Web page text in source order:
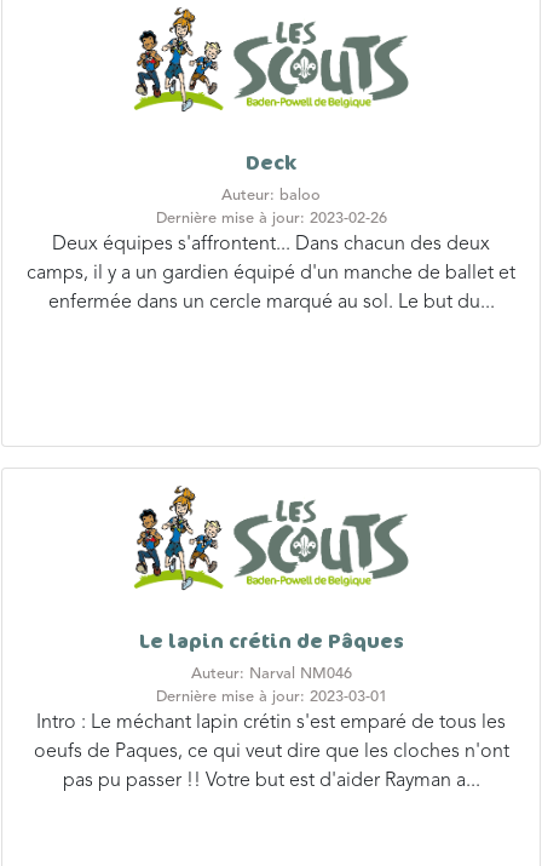
Deck
Auteur: baloo
Dernière mise à jour: 2023-02-26
Deux équipes s'affrontent... Dans chacun des deux
camps, il y a un gardien équipé d'un manche de ballet et
enfermée dans un cercle marqué au sol. Le but du...
Le lapin crétin de Pâques
Auteur: Narval NM046
Dernière mise à jour: 2023-03-01
Intro : Le méchant lapin crétin s'est emparé de tous les
oeufs de Paques, ce qui veut dire que les cloches n'ont
pas pu passer !! Votre but est d'aider Rayman a...